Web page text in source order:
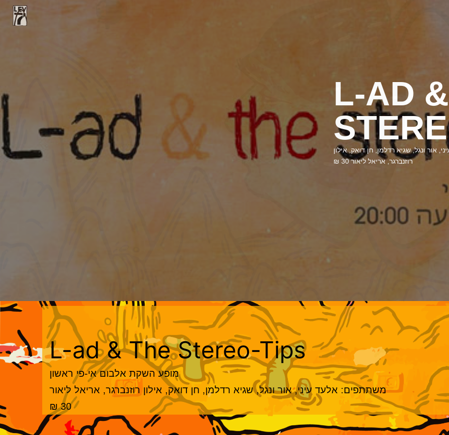
L-AD
ונגל, שגיא רדלמן, חן דואק, אילון
רוזנברגר, אריאל ליאור 30 ₪
L-ad & The Stereo-Tips
מופע השקת אלבום אי-פי ראשון
משתתפים: אלעד עיני, אור ונגל, שגיא רדלמן, חן דואק, אילון רוזנברגר, אריאל ליאור
30 ₪